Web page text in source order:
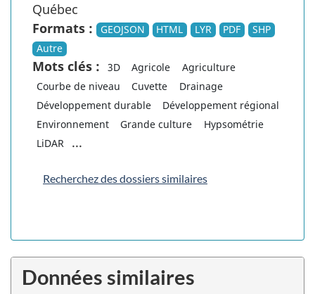
Québec
Formats :
GEOJSON HTML LYR PDF
SHP
Autre
Mots clés : 3D Agricole
Agriculture
Courbe de niveau
Cuvette
Drainage
Développement durable
Développement régional
Environnement
Grande culture
Hypsométrie
LiDAR
...
Recherchez des dossiers similaires
Données similaires